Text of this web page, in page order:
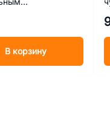
В корзину